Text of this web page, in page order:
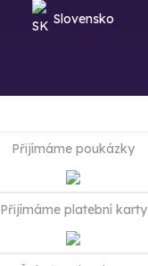
Slovensko
Přijímáme poukázky
Přijímáme platební karty